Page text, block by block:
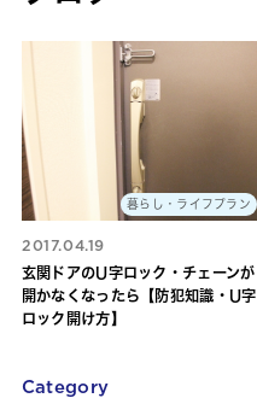
暮らし・ライフプラン
2017.04.19
玄関ドアのU字ロック・チェーンが
開かなくなったら【防犯知識・U字
ロック開け方】
Category